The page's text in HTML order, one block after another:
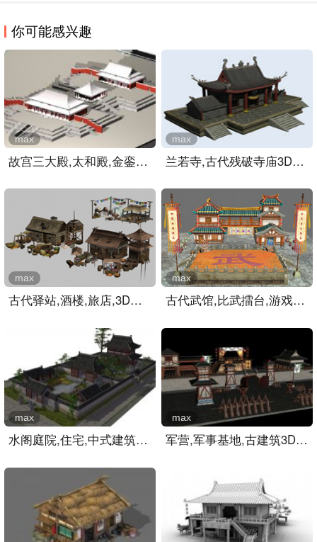
你可能感兴趣
故宫三大殿,太和殿,金銮殿..
max
兰若寺,古代残破寺庙3D模型..
max
古代驿站,酒楼,旅店,3D游戏..
max
古代武馆,比武擂台,游戏场..
max
水阁庭院,住宅,中式建筑,古..
max
军营,军事基地,古建筑3D模..
max